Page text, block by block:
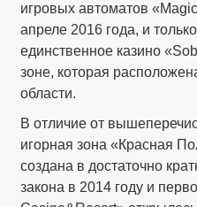
игровых автоматов
апреле 2016 года, и
единственное казино
зоне, которая
области.
В отличие от
игорная зона «Красная
создана в достаточно
закона в 2014 году и